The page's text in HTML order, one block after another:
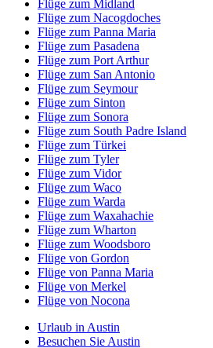
Flüge zum Midland
Flüge zum Nacogdoches
Flüge zum Panna Maria
Flüge zum Pasadena
Flüge zum Port Arthur
Flüge zum San Antonio
Flüge zum Seymour
Flüge zum Sinton
Flüge zum Sonora
Flüge zum South Padre Island
Flüge zum Türkei
Flüge zum Tyler
Flüge zum Vidor
Flüge zum Waco
Flüge zum Warda
Flüge zum Waxahachie
Flüge zum Wharton
Flüge zum Woodsboro
Flüge von Gordon
Flüge von Panna Maria
Flüge von Merkel
Flüge von Nocona
Urlaub in Austin
Besuchen Sie Austin